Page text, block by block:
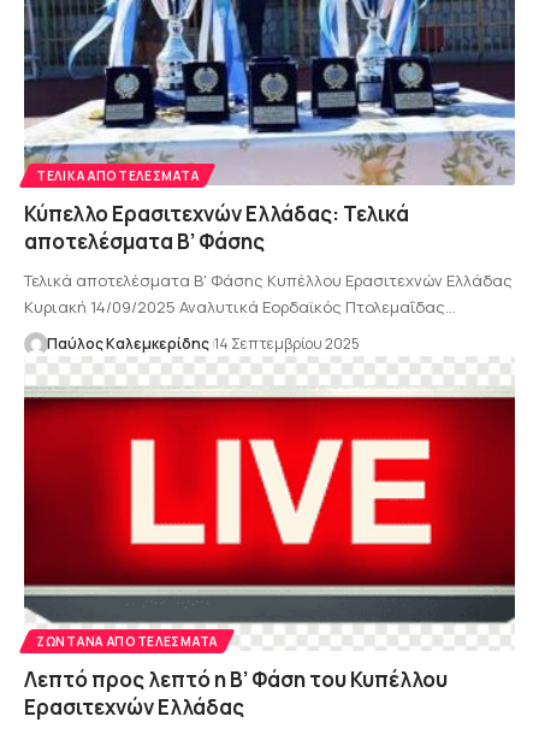
ΤΕΛΙΚΆ ΑΠΟΤΕΛΈΣΜΑΤΑ
Κύπελλο Ερασιτεχνών Ελλάδας: Τελικά
αποτελέσματα Β’ Φάσης
Τελικά αποτελέσματα Β' Φάσης Κυπέλλου Ερασιτεχνών Ελλάδας
Κυριακή 14/09/2025 Αναλυτικά Εορδαϊκός Πτολεμαΐδας…
Παύλος Καλεμκερίδης 14 Σεπτεμβρίου 2025
ΖΩΝΤΑΝΆ ΑΠΟΤΕΛΈΣΜΑΤΑ
Λεπτό προς λεπτό η Β’ Φάση του Κυπέλλου
Ερασιτεχνών Ελλάδας